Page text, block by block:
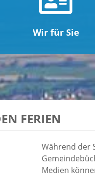
Wir für Sie
FERIEN
Während der
Medien